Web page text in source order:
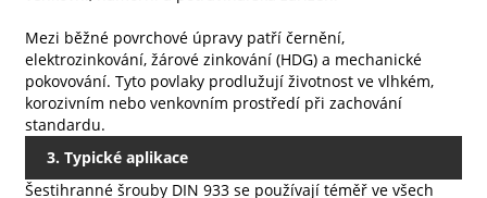
Mezi běžné povrchové úpravy patří černění,
elektrozinkování, žárové zinkování (HDG) a mechanické
pokovování. Tyto povlaky prodlužují životnost ve vlhkém,
korozivním nebo venkovním prostředí při zachování
standardu.
3. Typické aplikace
Šestihranné šrouby DIN 933 se používají téměř ve všech